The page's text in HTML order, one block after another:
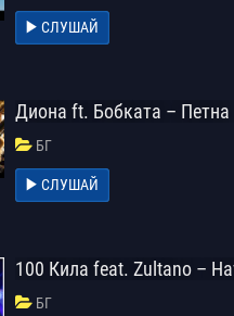
СЛУШАЙ
Диона ft. Бобката – Петна
БГ
СЛУШАЙ
100 Кила feat. Zultano –
БГ